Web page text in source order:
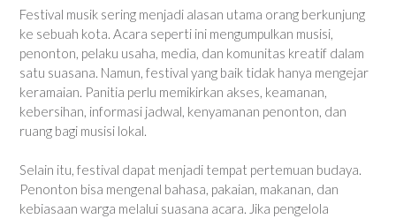
Festival musik sering menjadi alasan utama orang berkunjung
ke sebuah kota. Acara seperti ini mengumpulkan musisi,
penonton, pelaku usaha, media, dan komunitas kreatif dalam
satu suasana. Namun, festival yang baik tidak hanya mengejar
keramaian. Panitia perlu memikirkan akses, keamanan,
kebersihan, informasi jadwal, kenyamanan penonton, dan
ruang bagi musisi lokal.
Selain itu, festival dapat menjadi tempat pertemuan budaya.
Penonton bisa mengenal bahasa, pakaian, makanan, dan
kebiasaan warga melalui suasana acara. Jika pengelola